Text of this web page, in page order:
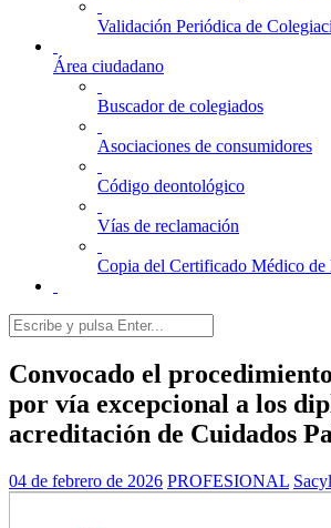
Validación Periódica de
Área ciudadano
Buscador de colegiados
Asociaciones de consumidores
Código deontológico
Vías de reclamación
Copia del Certificado Médico de
Convocado el
por vía excepcional a los
acreditación de Cuidados
04 de febrero de 2026 PROFESIONAL Sacyl